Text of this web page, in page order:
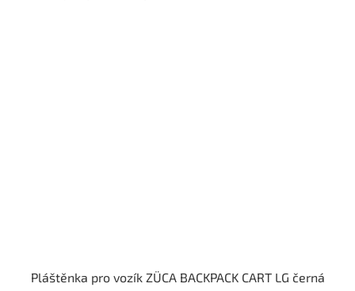
Pláštěnka pro vozík ZÜCA BACKPACK CART LG černá